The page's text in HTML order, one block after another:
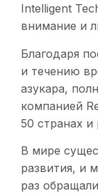
Intelligent
внимание и
Благодаря
и течению
азукара,
компанией
50 странах и
В мире
развития, и
раз